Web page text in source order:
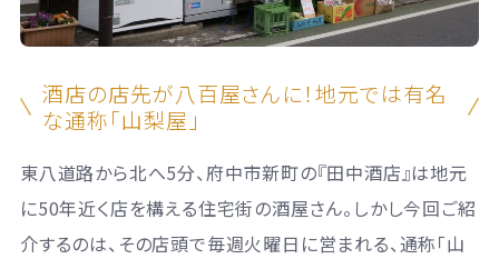
酒店の店先が八百屋さんに！地元では有名
な通称「山梨屋」
東八道路から北へ5分、府中市新町の『田中酒店』は地元
に50年近く店を構える住宅街の酒屋さん。しかし今回ご紹
介するのは、その店頭で毎週火曜日に営まれる、通称「山